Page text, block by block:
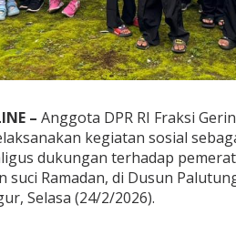
– Anggota DPR RI Fraksi
kegiatan sosial
dukungan terhadap
Ramadan, di Dusun
Selasa (24/2/2026).